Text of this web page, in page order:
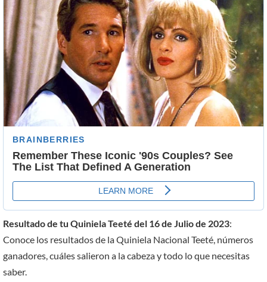
Resultado de tu Quiniela Teeté del 16 de Julio de 2023:
Conoce los resultados de la Quiniela Nacional Teeté, números
ganadores, cuáles salieron a la cabeza y todo lo que necesitas
saber.